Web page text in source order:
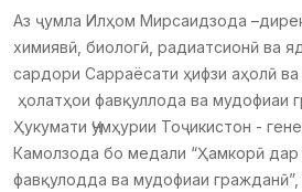
Аз ҷумла Илҳом Мирсаидзода
химиявӣ, биологӣ, радиатсионӣ ва
сардори Сарраёсати ҳифзи аҳолӣ
ҳолатҳои фавқуллода ва мудофиаи
Ҳукумати Ҷумҳурии Тоҷикистон -
Камолзода бо медали “Ҳамкорӣ дар
фавқулодда ва мудофиаи